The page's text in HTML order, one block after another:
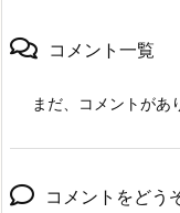
コメント一覧
まだ、コメントがあ
コメントをどう